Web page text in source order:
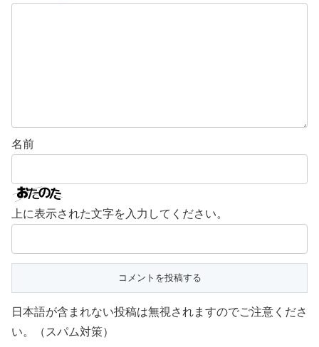
名前
上に表示された文字を入力してください。
日本語が含まれない投稿は無視されますのでご注意くださ
い。（スパム対策）